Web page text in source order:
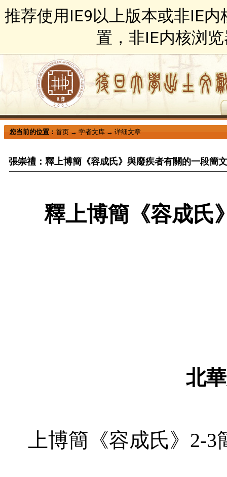
推荐使用IE9以上版本或非IE
置，非IE内核浏
您当前的位置：首页 →学者文库 →详细文章
張崇禮：釋上博簡《容成氏》與廢疾者有關的一段簡
釋上博簡《容成氏
北
上博簡《容成氏》 2-3